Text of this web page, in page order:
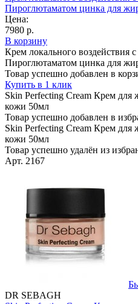
Пироглютаматом цинка для
Цена:
7980 р.
В корзину
Крем локального воздействия
Пироглютаматом цинка для
Товар успешно добавлен в
Купить в 1 клик
Skin Perfecting Cream Крем
кожи 50мл
Товар успешно добавлен в
Skin Perfecting Cream Крем
кожи 50мл
Товар успешно удалён из
Арт. 2167
DR SEBAGH